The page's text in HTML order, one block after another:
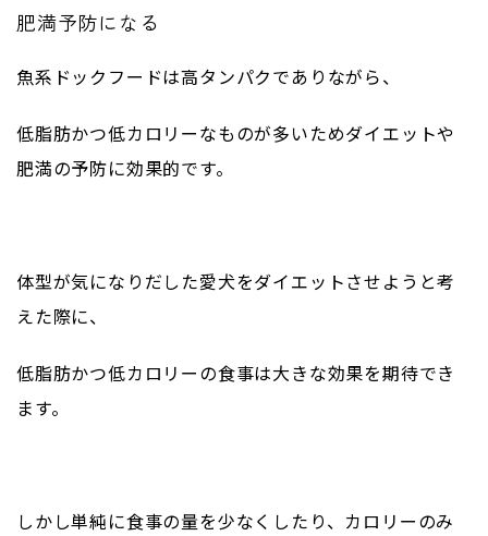
肥満予防になる
魚系ドックフードは高タンパクでありながら、
低脂肪かつ低カロリーなものが多いためダイエットや
肥満の予防に効果的です。
体型が気になりだした愛犬をダイエットさせようと考
えた際に、
低脂肪かつ低カロリーの食事は大きな効果を期待でき
ます。
しかし単純に食事の量を少なくしたり、カロリーのみ